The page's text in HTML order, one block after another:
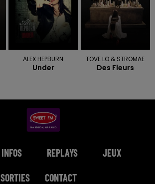
ALEX HEPBURN
Under
TOVE LO & STROMAE
Des Fleurs
INFOS REPLAYS JEUX
SORTIES CONTACT